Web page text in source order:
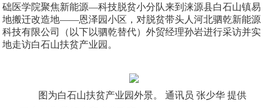
础医学院聚焦新能源—科技脱贫小分队来到涞源县白石山镇易
地搬迁改造地——恩泽园小区，对脱贫带头人河北驷乾新能源
科技有限公司（以下以驷乾替代）外贸经理孙岩进行采访并实
地走访白石山扶贫产业园。
图 为白石山扶贫产业园外景。 通讯员 张少华 提供